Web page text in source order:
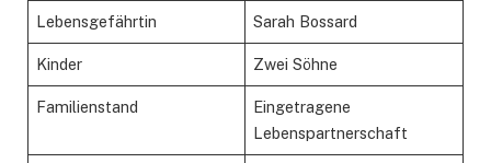
Lebensgefährtin Sarah Bossard
Kinder Zwei Söhne
Familienstand
Eingetragene
Lebenspartnerschaft